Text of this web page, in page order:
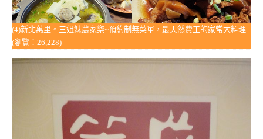
(4)新北萬里。三姐妹農家樂~預約制無菜單，最天然費工的家常大料理
(瀏覽：26,228)